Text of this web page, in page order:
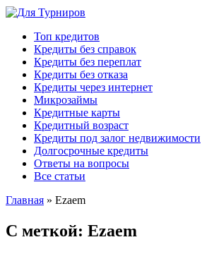
Топ кредитов
Кредиты без справок
Кредиты без переплат
Кредиты без отказа
Кредиты через интернет
Микрозаймы
Кредитные карты
Кредитный возраст
Кредиты под залог недвижимости
Долгосрочные кредиты
Ответы на вопросы
Все статьи
Главная » Ezaem
С меткой: Ezaem